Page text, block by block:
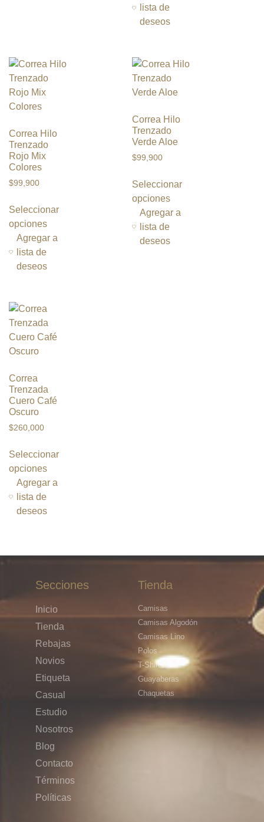
lista de
deseos
Correa Hilo
Trenzado
Rojo Mix
Colores
$99,900
Seleccionar
opciones
Agregar a
lista de
deseos
Correa Hilo
Trenzado
Verde Aloe
$99,900
Seleccionar
opciones
Agregar a
lista de
deseos
Correa
Trenzada
Cuero Café
Oscuro
$260,000
Seleccionar
opciones
Agregar a
lista de
deseos
Secciones
Inicio
Tienda
Rebajas
Novios
Etiqueta
Casual
Estudio
Nosotros
Blog
Contacto
Términos
Políticas
Tienda
Camisas
Camisas Algodón
Camisas Lino
Polos
T-Shirts
Guayaberas
Chaquetas